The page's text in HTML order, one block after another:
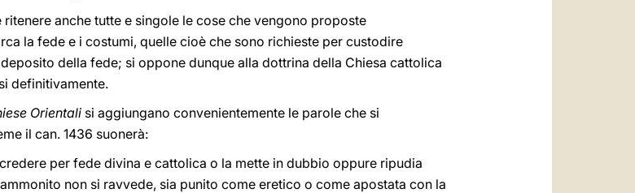
anche tutte e singole le cose che vengono proposte
la fede e i costumi, quelle cioè che sono richieste per custodire
della fede; si oppone dunque alla dottrina della Chiesa cattolica
definitivamente.
Orientali si aggiungano convenientemente le parole che si
il can. 1436 suonerà:
per fede divina e cattolica o la mette in dubbio oppure ripudia
non si ravvede, sia punito come eretico o come apostata con la